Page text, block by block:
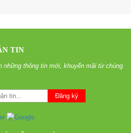
TIN
những thông tin mới, khuyến mãi từ chúng